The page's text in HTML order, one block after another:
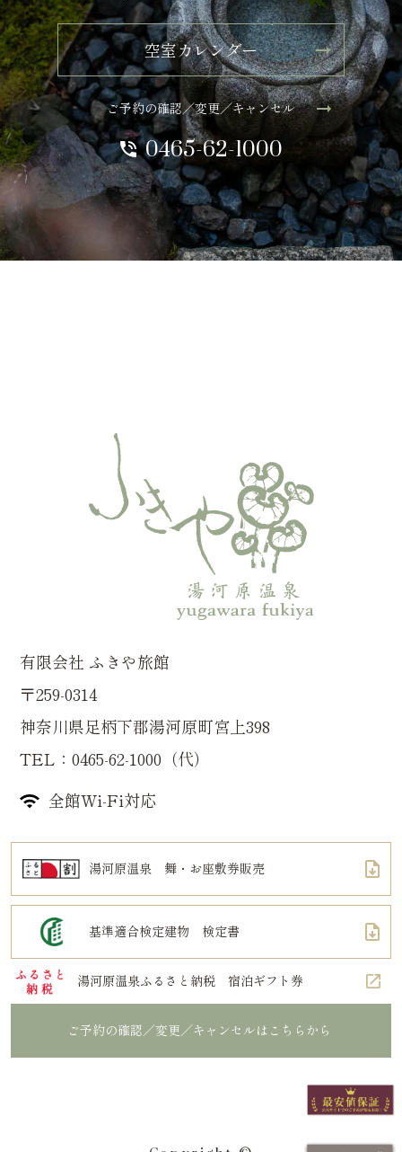
空室カレンダー
ご予約の確認／変更／キャンセル
0465-62-1000
有限会社 ふきや旅館
〒259-0314
神奈川県足柄下郡湯河原町宮上398
TEL：0465-62-1000（代）
全館Wi-Fi対応
湯河原温泉 舞・お座敷券販売
基準適合検定建物 検定書
湯河原温泉ふるさと納税 宿泊ギフト券
ご予約の確認／変更／キャンセルはこちらから